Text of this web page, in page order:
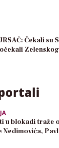
Čekali su
u blokadi traže
Nedimovića,